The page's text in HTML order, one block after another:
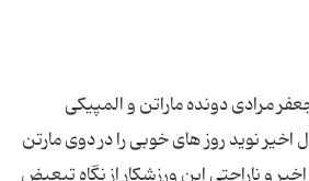
مرادی دونده ماراتن و المپیکی
نوید روز های خوبی را در دوی مارتن